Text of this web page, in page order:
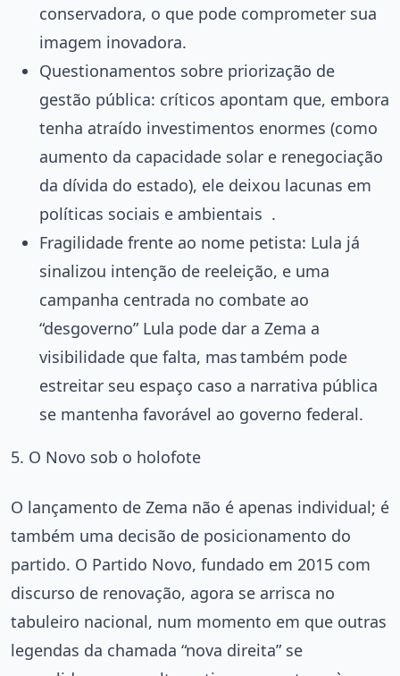
conservadora, o que pode comprometer sua
imagem inovadora.
Questionamentos sobre priorização de
gestão pública: críticos apontam que, embora
tenha atraído investimentos enormes (como
aumento da capacidade solar e renegociação
da dívida do estado), ele deixou lacunas em
políticas sociais e ambientais .
Fragilidade frente ao nome petista: Lula já
sinalizou intenção de reeleição, e uma
campanha centrada no combate ao
“desgoverno” Lula pode dar a Zema a
visibilidade que falta, mas também pode
estreitar seu espaço caso a narrativa pública
se mantenha favorável ao governo federal.
5. O Novo sob o holofote
O lançamento de Zema não é apenas individual; é
também uma decisão de posicionamento do
partido. O Partido Novo, fundado em 2015 com
discurso de renovação, agora se arrisca no
tabuleiro nacional, num momento em que outras
legendas da chamada “nova direita” se